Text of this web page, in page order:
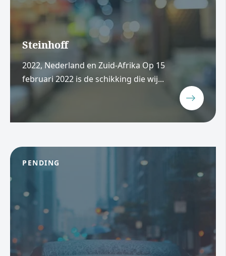
Steinhoff
2022, Nederland en Zuid-Afrika Op 15
februari 2022 is de schikking die wij...
PENDING